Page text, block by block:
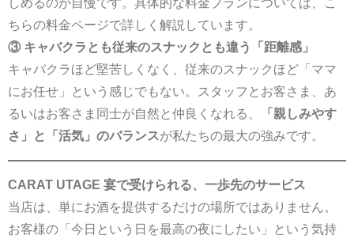
ちらの料金ページで詳しく解説しています。
③ キャバクラとも従来のスナックとも違う「距離感」
キャバクラほど堅苦しくなく、従来のスナックほど「ママ
にお任せ」という感じでもない。スタッフとお客さま、あ
るいはお客さま同士が自然と仲良くなれる、
「親しみやす
さ」と「活気」のバランスが私たちの最大の強みです。
CARAT UTAGE 宴で受けられる、一歩先のサービス
当店は、単にお酒を提供するだけの場所ではありません。
お客様の「今日という日を最高の夜にしたい」という気持